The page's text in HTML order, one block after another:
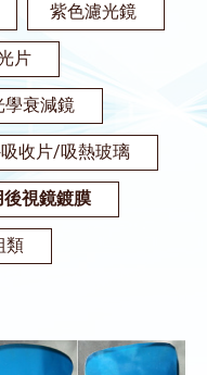
紫色濾光鏡
片
學衰減鏡
收片/吸熱玻璃
後視鏡鍍膜
類